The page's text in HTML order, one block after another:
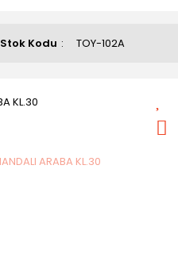
Stok Kodu TOY-102A